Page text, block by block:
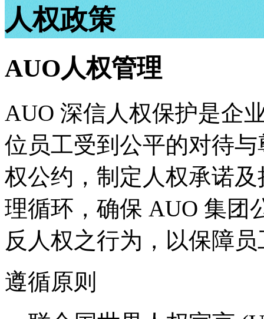
人权政策
AUO人权管理
AUO 深信人权保护是企
位员工受到公平的对待
权公约，制定人权承诺
理循环，确保 AUO 集团
反人权之行为，以保障
遵循原则